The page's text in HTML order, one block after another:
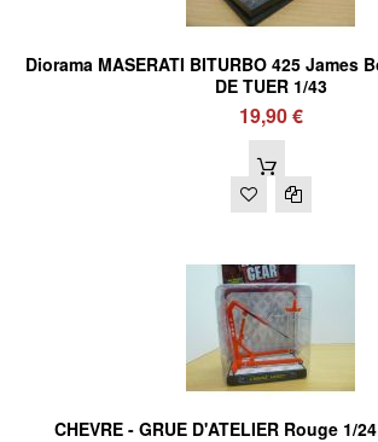
Diorama MASERATI BITURBO 425 James
DE TUER 1/43
19,90 €
CHEVRE - GRUE D'ATELIER Rouge 1/